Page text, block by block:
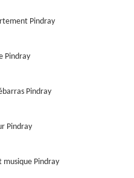
Pindray
Pindray
Pindray
Pindray
musique Pindray